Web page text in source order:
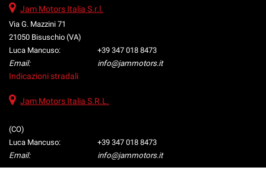
Jam Motors Italia S.r.l.
Via G. Mazzini 71
21050 Bisuschio (VA)
Luca Mancuso:
+39 347 018 8473
Email:
info@jammotors.it
Indicazioni stradali
Jam Motors Italia S.R.L.
(CO)
Luca Mancuso:
+39 347 018 8473
Email:
info@jammotors.it